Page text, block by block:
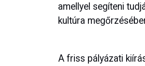
amellyel segíteni
kultúra
A friss pályázati